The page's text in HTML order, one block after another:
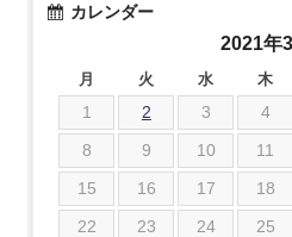
カレンダー
2021年
月 火 水 木
1 2 3 4
8
9 10 11
15
16 17 18
22
23 24 25